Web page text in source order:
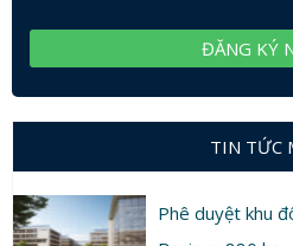
TIN TỨC
Phê duyệt khu